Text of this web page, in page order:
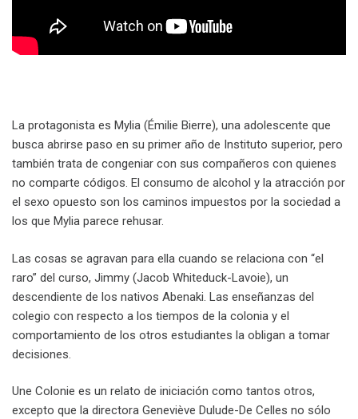
La protagonista es Mylia (Émilie Bierre), una adolescente que
busca abrirse paso en su primer año de Instituto superior, pero
también trata de congeniar con sus compañeros con quienes
no comparte códigos. El consumo de alcohol y la atracción por
el sexo opuesto son los caminos impuestos por la sociedad a
los que Mylia parece rehusar.
Las cosas se agravan para ella cuando se relaciona con “el
raro” del curso, Jimmy (Jacob Whiteduck-Lavoie), un
descendiente de los nativos Abenaki. Las enseñanzas del
colegio con respecto a los tiempos de la colonia y el
comportamiento de los otros estudiantes la obligan a tomar
decisiones.
Une Colonie es un relato de iniciación como tantos otros,
excepto que la directora Geneviève Dulude-De Celles no sólo